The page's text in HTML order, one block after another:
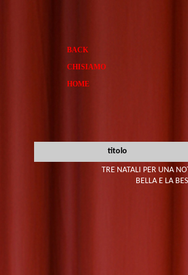
BACK
CHISIAMO
HOME
titolo
TRE NATALI PER UNA
BELLA E LA